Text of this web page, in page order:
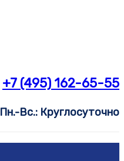
+7 (495) 162-65-55
Пн.-Вс.: Круглосуточно